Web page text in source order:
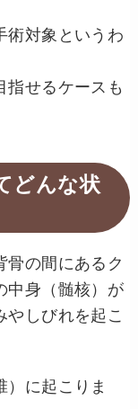
術対象というわ
指せるケースも
どんな状
骨の間にあるク
中身（髄核）が
やしびれを起こ
）に起こりま